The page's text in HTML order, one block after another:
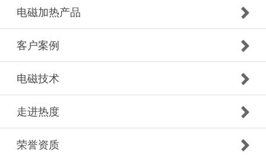
电磁加热产品
客户案例
电磁技术
走进热度
荣誉资质